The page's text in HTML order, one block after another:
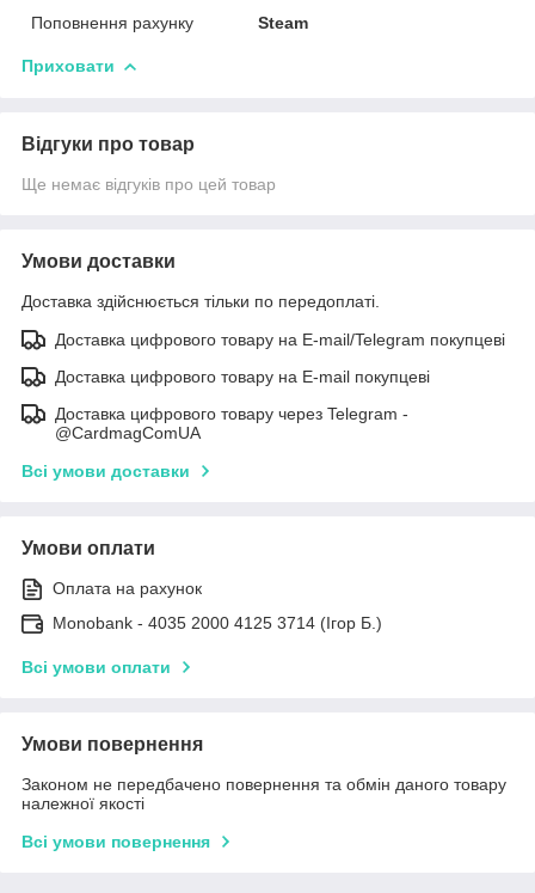
Поповнення рахунку
Steam
Приховати
Відгуки про товар
Ще немає відгуків про цей товар
Умови доставки
Доставка здійснюється тільки по передоплаті.
Доставка цифрового товару на E-mail/Telegram покупцеві
Доставка цифрового товару на E-mail покупцеві
Доставка цифрового товару через Telegram -
@CardmagComUA
Всі умови доставки
Умови оплати
Оплата на рахунок
Monobank - 4035 2000 4125 3714 (Ігор Б.)
Всі умови оплати
Умови повернення
Законом не передбачено повернення та обмін даного товару
належної якості
Всі умови повернення